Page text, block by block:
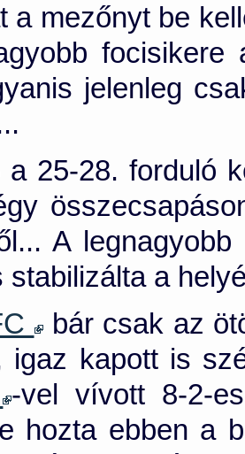
a mezőnyt be
jelenleg
a 25-28. forduló
A
stabilizálta a
bár csak az
igaz kapott is
-vel vívott 8-2-
hozta ebben a